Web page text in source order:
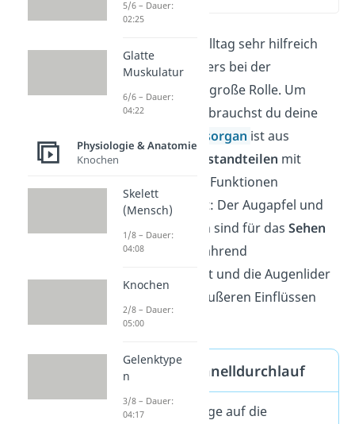
Das Sehen ist im Alltag sehr hilfreich
und spielt besonders bei der
Orientierung eine große Rolle. Um
sehen zu können, brauchst du deine
Sinnesorgan ist aus
verschiedenen Bestandteilen mit
unterschiedlichen Funktionen
zusammengesetzt: Der Augapfel und
die Augenmuskeln sind für das Sehen
verantwortlich, während
der Tränenapparat und die Augenlider
deine Augen vor äußeren Einflüssen
schützen.
‚Sehen‘ im Schnelldurchlauf
Licht trifft im Auge auf die
5/6 – Dauer:
02:25
Glatte
Muskulatur
6/6 – Dauer:
04:22
Physiologie & Anatomie
Knochen
Skelett
(Mensch)
1/8 – Dauer:
04:08
Knochen
2/8 – Dauer:
05:00
Gelenktype
n
3/8 – Dauer:
04:17